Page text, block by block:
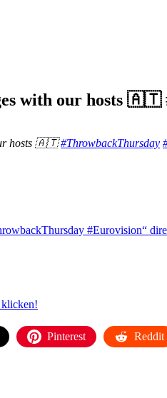
with our hosts
hosts 🇦🇹#ThrowbackThursday
#Eurovision“
klicken!
Pinterest Reddit